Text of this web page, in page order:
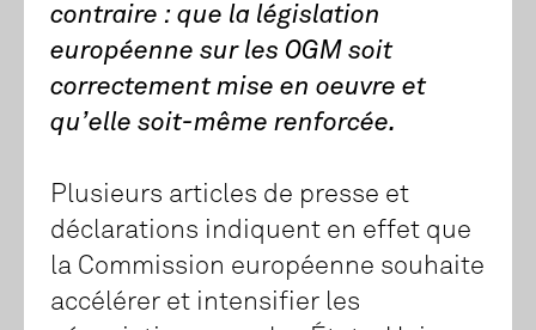
contraire : que la législation
européenne sur les OGM soit
correctement mise en oeuvre et
qu’elle soit-même renforcée.
Plusieurs articles de presse et
déclarations indiquent en effet que
la Commission européenne souhaite
accélérer et intensifier les